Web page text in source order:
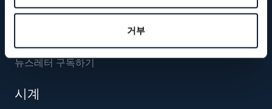
거부
브레게 팔로우하기
뉴스레터 구독하기
시계